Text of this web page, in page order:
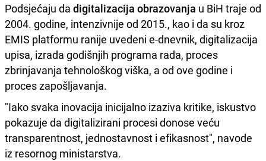
Podsjećaju da digitalizacija obrazovanja u BiH traje od
2004. godine, intenzivnije od 2015., kao i da su kroz
EMIS platformu ranije uvedeni e-dnevnik, digitalizacija
upisa, izrada godišnjih programa rada, proces
zbrinjavanja tehnološkog viška, a od ove godine i
proces zapošljavanja.
"Iako svaka inovacija inicijalno izaziva kritike, iskustvo
pokazuje da digitalizirani procesi donose veću
transparentnost, jednostavnost i efikasnost", navode
iz resornog ministarstva.